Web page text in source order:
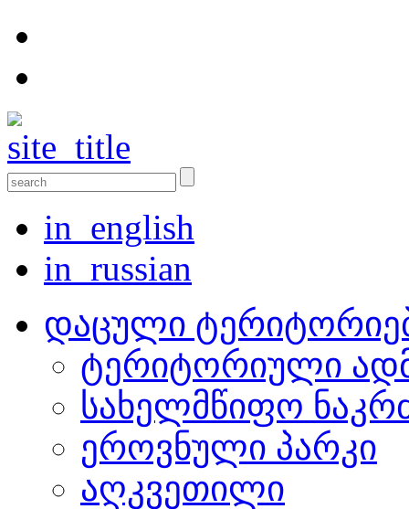
in_english
in_russian
დაცული
ტერიტორიული
სახელმწიფო
ეროვნული პარკი
აღკვეთილი